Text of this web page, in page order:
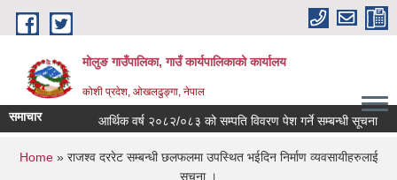
Skip to main content
मोलुङ गाउँपालिका, गाउँ कार्यपालिकाको कार्यालय
कोशी प्रदेश, ओखलढुङ्गा, नेपाल
समाचार आर्थिक वर्ष २०८२/०८३ को सम्पति विवरण पेश गर्ने सम्बन्धी सूचना
You are here
Home» राजश्व दररेट सम्बन्धी छलफलमा उपस्थित भईदिन निर्माण व्यवसायीहरुलाई
सूचना ।